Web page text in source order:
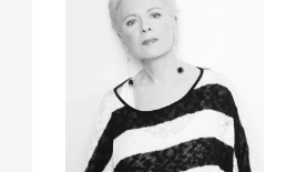
Γλωσσόπουλος
στο σχολείο